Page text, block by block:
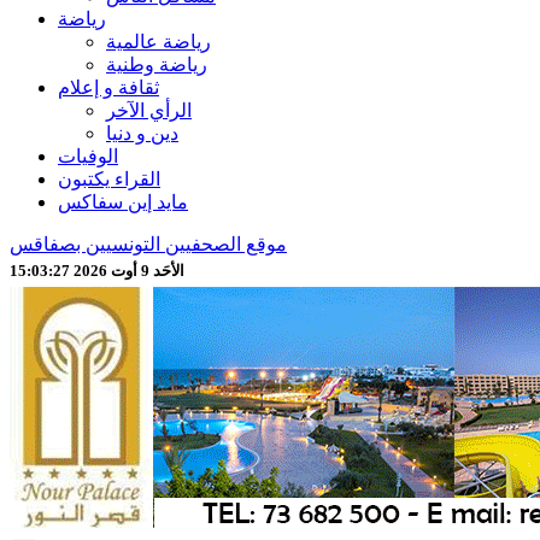
رياضة
رياضة عالمية
رياضة وطنية
ثقافة و إعلام
الرأي الآخر
دين و دنيا
الوفيات
القراء يكتبون
مايد إين سفاكس
موقع الصحفيين التونسيين بصفاقس
الأحَد 9 أوت 2026 15:03:29